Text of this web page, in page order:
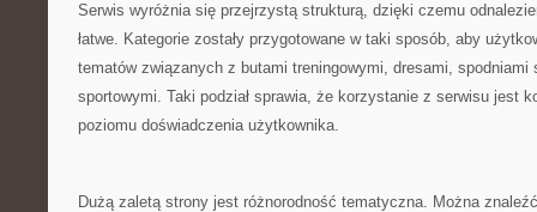
Serwis wyróżnia się przejrzystą strukturą, dzięki czemu
łatwe. Kategorie zostały przygotowane w taki sposób, aby
tematów związanych z butami treningowymi, dresami,
sportowymi. Taki podział sprawia, że korzystanie z serwisu jest
poziomu doświadczenia użytkownika.
Dużą zaletą strony jest różnorodność tematyczna. Można